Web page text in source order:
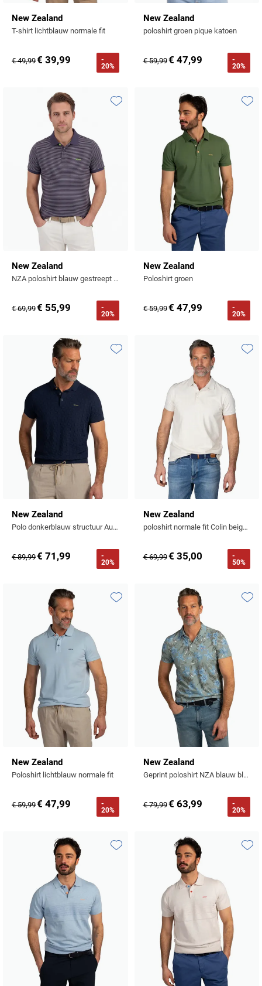
New Zealand
T-shirt lichtblauw normale fit
€ 49,99€ 39,99
-
20%
New Zealand
poloshirt groen pique katoen
€ 59,99€ 47,99
-
20%
New Zealand
NZA poloshirt blauw gestreept 100% katoen
€ 69,99€ 55,99
-
20%
Toevoegen aan favorieten
New Zealand
Poloshirt groen
€ 59,99€ 47,99
-
20%
New Zealand
Polo donkerblauw structuur Auckland katoen
€ 89,99€ 71,99
-
20%
Toevoegen aan favorieten
New Zealand
poloshirt normale fit Colin beige gemeleerd
€ 69,99€ 35,00
-
50%
New Zealand
Poloshirt lichtblauw normale fit
€ 59,99€ 47,99
-
20%
Toevoegen aan favorieten
New Zealand
Geprint poloshirt NZA blauw bloemen
€ 79,99€ 63,99
-
20%
Toevoegen aan favorieten